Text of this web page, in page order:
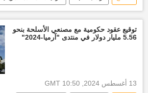
العالم
توقيع عقود حكومية مع مصنعي الأسلحة بنحو
5.56 مليار دولار في منتدى "آرميا-2024"
13 أغسطس 2024, 10:50 GMT